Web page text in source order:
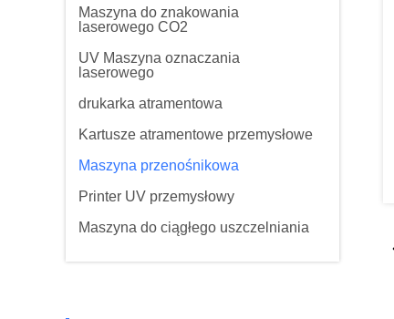
Maszyna do znakowania
laserowego CO2
UV Maszyna oznaczania
laserowego
drukarka atramentowa
Kartusze atramentowe przemysłowe
Maszyna przenośnikowa
Printer UV przemysłowy
Maszyna do ciągłego uszczelniania